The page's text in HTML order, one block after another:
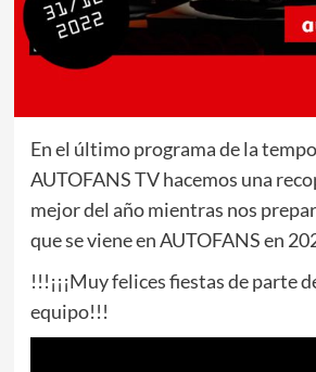
En el último programa de la
AUTOFANS TV hacemos una
mejor del año mientras nos
que se viene en AUTOFANS en
!!!¡¡¡Muy felices fiestas de parte
equipo!!!